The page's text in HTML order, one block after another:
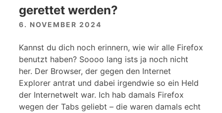
gerettet werden?
6. NOVEMBER 2024
Kannst du dich noch erinnern, wie wir alle Firefox
benutzt haben? Soooo lang ists ja noch nicht
her. Der Browser, der gegen den Internet
Explorer antrat und dabei irgendwie so ein Held
der Internetwelt war. Ich hab damals Firefox
wegen der Tabs geliebt – die waren damals echt